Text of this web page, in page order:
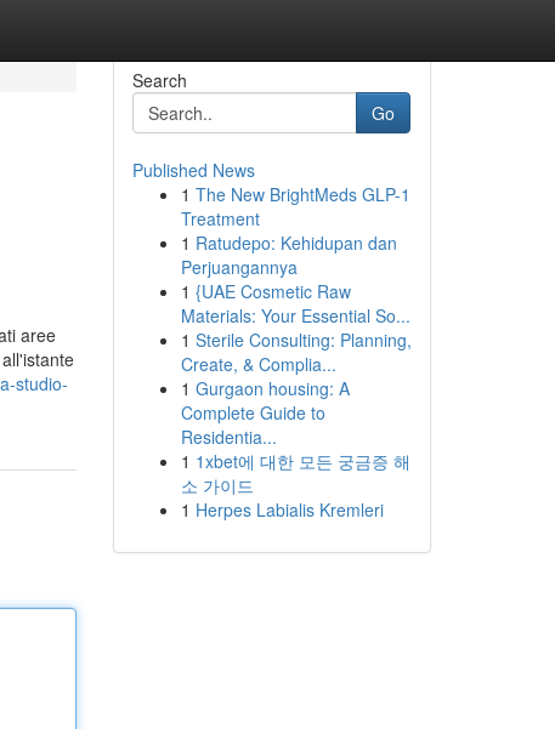
aree
studio-
Search
Go
Published News
1 The New BrightMeds GLP-1
Treatment
1 Ratudepo: Kehidupan dan
Perjuangannya
1 {UAE Cosmetic Raw
Materials: Your Essential So...
1 Sterile Consulting: Planning,
Create, & Complia...
1 Gurgaon housing: A
Complete Guide to
Residentia...
1 1xbet에 대한 모든 궁금증 해
소 가이드
1 Herpes Labialis Kremleri